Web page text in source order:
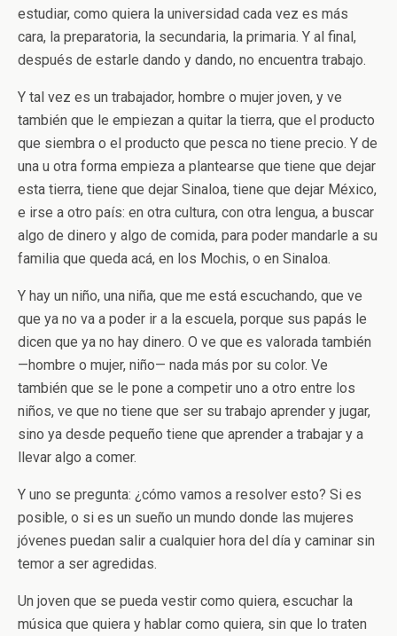
estudiar, como quiera la universidad cada vez es más
cara, la preparatoria, la secundaria, la primaria. Y al final,
después de estarle dando y dando, no encuentra trabajo.
Y tal vez es un trabajador, hombre o mujer joven, y ve
también que le empiezan a quitar la tierra, que el producto
que siembra o el producto que pesca no tiene precio. Y de
una u otra forma empieza a plantearse que tiene que dejar
esta tierra, tiene que dejar Sinaloa, tiene que dejar México,
e irse a otro país: en otra cultura, con otra lengua, a buscar
algo de dinero y algo de comida, para poder mandarle a su
familia que queda acá, en los Mochis, o en Sinaloa.
Y hay un niño, una niña, que me está escuchando, que ve
que ya no va a poder ir a la escuela, porque sus papás le
dicen que ya no hay dinero. O ve que es valorada también
—hombre o mujer, niño— nada más por su color. Ve
también que se le pone a competir uno a otro entre los
niños, ve que no tiene que ser su trabajo aprender y jugar,
sino ya desde pequeño tiene que aprender a trabajar y a
llevar algo a comer.
Y uno se pregunta: ¿cómo vamos a resolver esto? Si es
posible, o si es un sueño un mundo donde las mujeres
jóvenes puedan salir a cualquier hora del día y caminar sin
temor a ser agredidas.
Un joven que se pueda vestir como quiera, escuchar la
música que quiera y hablar como quiera, sin que lo traten